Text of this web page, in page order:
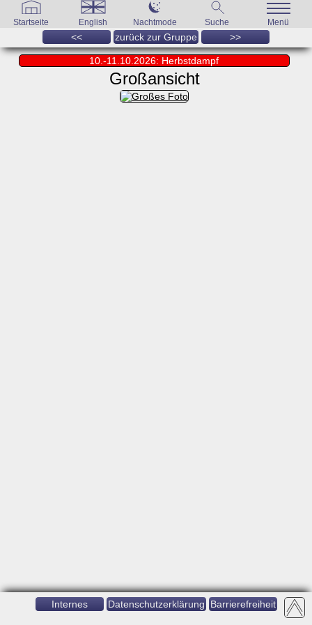
Startseite English Nachtmode Suche Menü
<< zurück zur Gruppe >>
10.-11.10.2026: Herbstdampf
Großansicht
Internes Datenschutzerklärung Barrierefreiheit